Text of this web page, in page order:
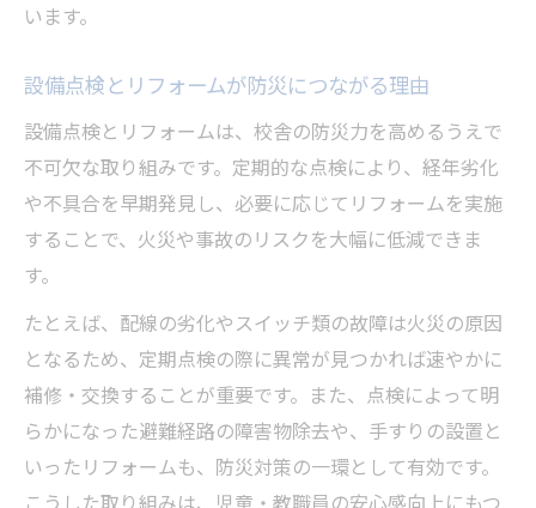
います。
設備点検とリフォームが防災につながる理由
設備点検とリフォームは、校舎の防災力を高めるうえで
不可欠な取り組みです。定期的な点検により、経年劣化
や不具合を早期発見し、必要に応じてリフォームを実施
することで、火災や事故のリスクを大幅に低減できま
す。
たとえば、配線の劣化やスイッチ類の故障は火災の原因
となるため、定期点検の際に異常が見つかれば速やかに
補修・交換することが重要です。また、点検によって明
らかになった避難経路の障害物除去や、手すりの設置と
いったリフォームも、防災対策の一環として有効です。